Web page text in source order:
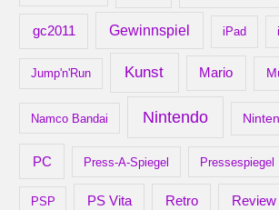
gc2011 Gewinnspiel iPad
Jump'n'Run Kunst Mario
Namco Bandai Nintendo
PC Press-A-Spiegel Pressespiegel
PSP PS Vita Retro Review